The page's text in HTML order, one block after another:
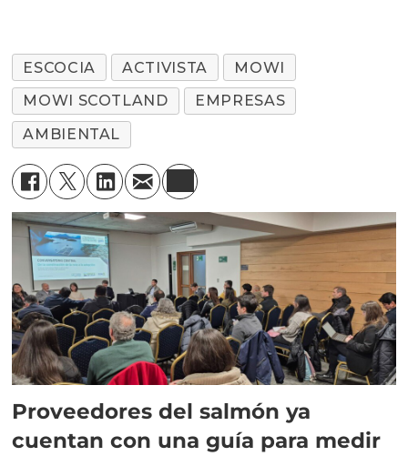
ESCOCIA ACTIVISTA
MOWI
MOWI SCOTLAND
EMPRESAS
AMBIENTAL
Proveedores del salmón ya
cuentan con una guía para medir